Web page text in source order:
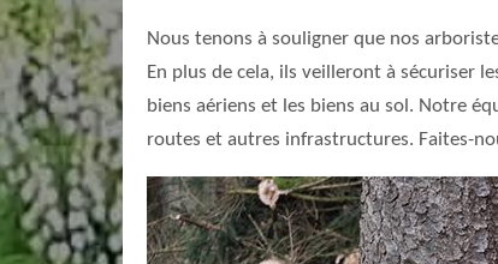
Nous tenons à souligner que nos
En plus de cela, ils veilleront à sécuriser
biens aériens et les biens au sol. Notre
routes et autres infrastructures. Faites-